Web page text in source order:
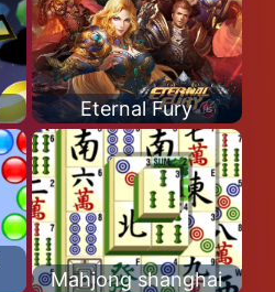
Eternal Fury
Mahjong shanghai